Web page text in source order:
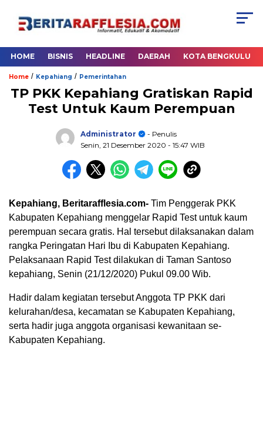
HOME BISNIS HEADLINE DAERAH KOTA BENGKULU
Home / Kepahiang / Pemerintahan
TP PKK Kepahiang Gratiskan Rapid
Test Untuk Kaum Perempuan
Administrator
- Penulis
Senin, 21 Desember 2020 - 15:47 WIB
Kepahiang, Beritarafflesia.com- Tim Penggerak PKK
Kabupaten Kepahiang menggelar Rapid Test untuk kaum
perempuan secara gratis. Hal tersebut dilaksanakan dalam
rangka Peringatan Hari Ibu di Kabupaten Kepahiang.
Pelaksanaan Rapid Test dilakukan di Taman Santoso
kepahiang, Senin (21/12/2020) Pukul 09.00 Wib.
Hadir dalam kegiatan tersebut Anggota TP PKK dari
kelurahan/desa, kecamatan se Kabupaten Kepahiang,
serta hadir juga anggota organisasi kewanitaan se-
Kabupaten Kepahiang.